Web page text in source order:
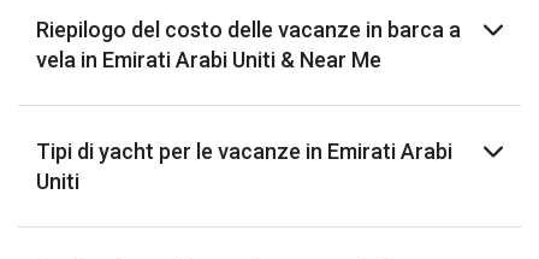
Riepilogo del costo delle vacanze in barca a
vela in Emirati Arabi Uniti & Near Me
Tipi di yacht per le vacanze in Emirati Arabi
Uniti